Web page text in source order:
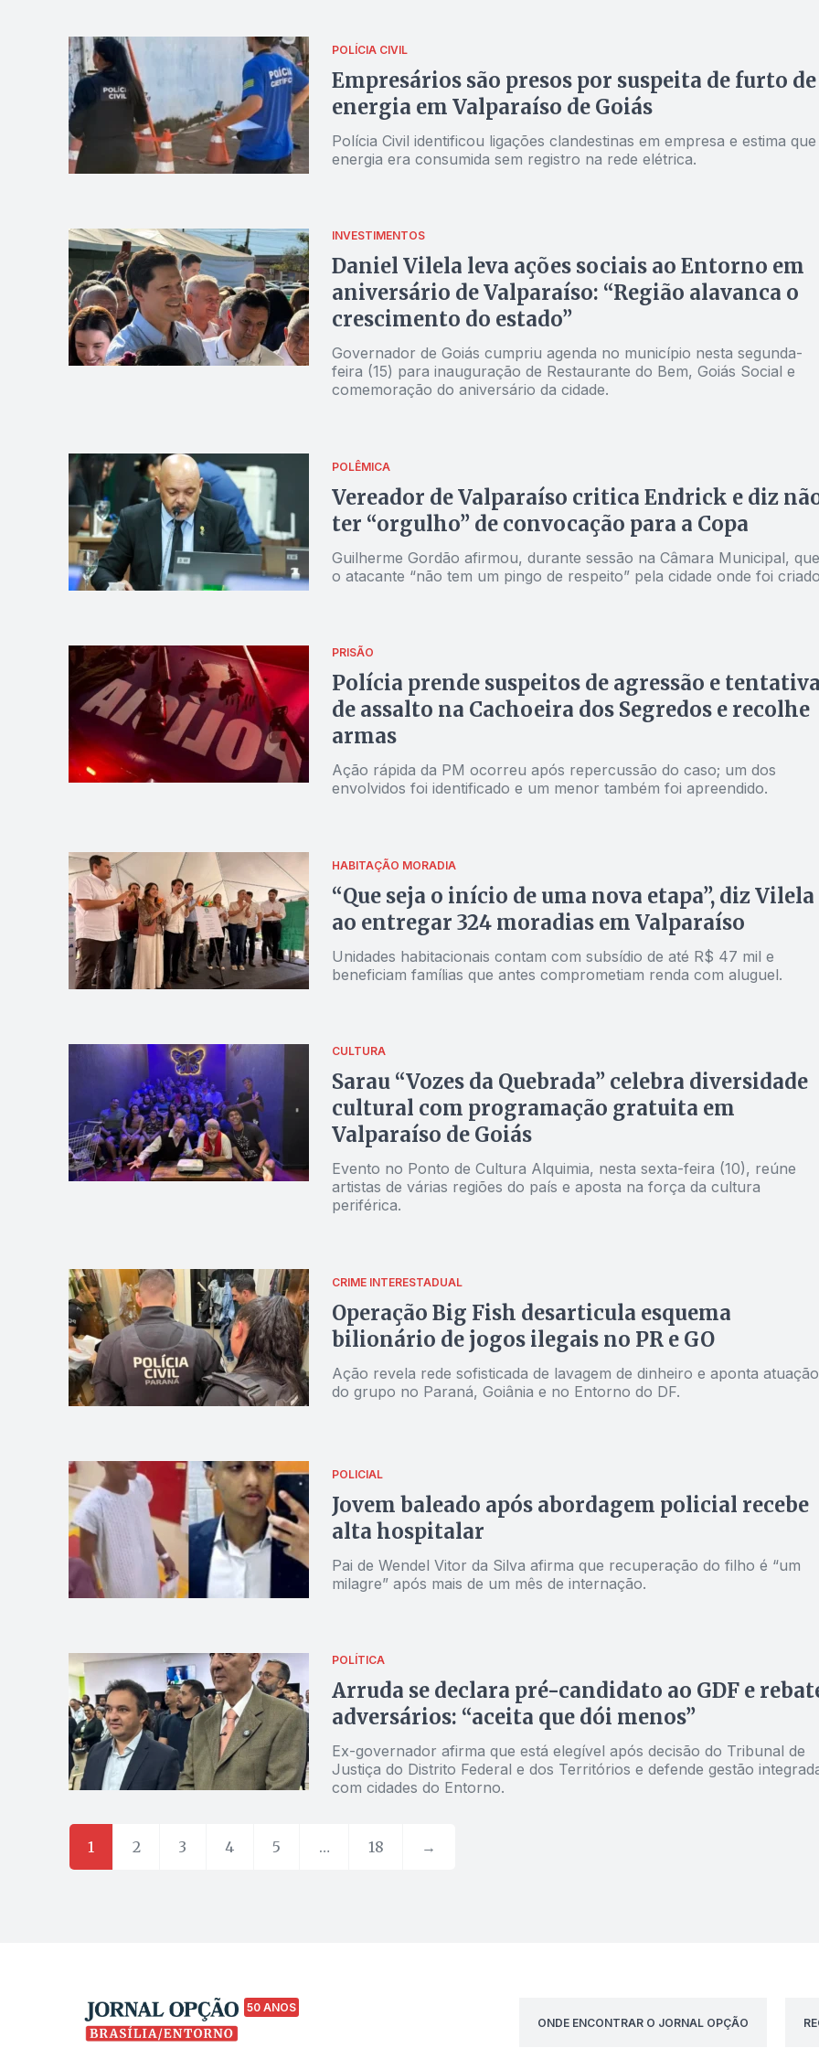
POLÍCIA CIVIL
Empresários são presos por suspeita de furto de
energia em Valparaíso de Goiás
Polícia Civil identificou ligações clandestinas em empresa e estima que
energia era consumida sem registro na rede elétrica.
INVESTIMENTOS
Daniel Vilela leva ações sociais ao Entorno em
aniversário de Valparaíso: “Região alavanca o
crescimento do estado”
Governador de Goiás cumpriu agenda no município nesta segunda-
feira (15) para inauguração de Restaurante do Bem, Goiás Social e
comemoração do aniversário da cidade.
POLÊMICA
Vereador de Valparaíso critica Endrick e diz
ter “orgulho” de convocação para a Copa
Guilherme Gordão afirmou, durante sessão na Câmara Municipal, que
o atacante “não tem um pingo de respeito” pela cidade onde foi
PRISÃO
Polícia prende suspeitos de agressão e tentativa
de assalto na Cachoeira dos Segredos e recolhe
armas
Ação rápida da PM ocorreu após repercussão do caso; um dos
envolvidos foi identificado e um menor também foi apreendido.
HABITAÇÃO MORADIA
“Que seja o início de uma nova etapa”, diz Vilela
ao entregar 324 moradias em Valparaíso
Unidades habitacionais contam com subsídio de até R$ 47 mil e
beneficiam famílias que antes comprometiam renda com aluguel.
CULTURA
Sarau “Vozes da Quebrada” celebra diversidade
cultural com programação gratuita em
Valparaíso de Goiás
Evento no Ponto de Cultura Alquimia, nesta sexta-feira (10), reúne
artistas de várias regiões do país e aposta na força da cultura
periférica.
CRIME INTERESTADUAL
Operação Big Fish desarticula esquema
bilionário de jogos ilegais no PR e GO
Ação revela rede sofisticada de lavagem de dinheiro e aponta atuação
do grupo no Paraná, Goiânia e no Entorno do DF.
POLICIAL
Jovem baleado após abordagem policial recebe
alta hospitalar
Pai de Wendel Vitor da Silva afirma que recuperação do filho é “um
milagre” após mais de um mês de internação.
POLÍTICA
Arruda se declara pré-candidato ao GDF e
adversários: “aceita que dói menos”
Ex-governador afirma que está elegível após decisão do Tribunal de
Justiça do Distrito Federal e dos Territórios e defende gestão
com cidades do Entorno.
1 2 3 4 5 … 18 →
50 ANOS
ONDE ENCONTRAR O JORNAL OPÇÃO